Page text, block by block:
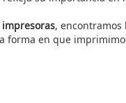
impresoras,
en que